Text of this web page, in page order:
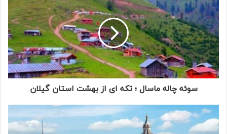
سوئه چاله ماسال ؛ تکه ای از بهشت استان گیلان